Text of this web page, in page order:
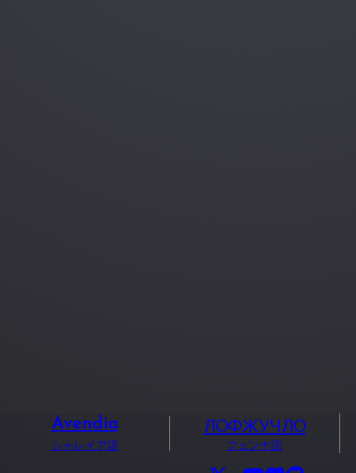
Avendia
シャレイア語
ЛОФЖУЧЛО
フェンナ語